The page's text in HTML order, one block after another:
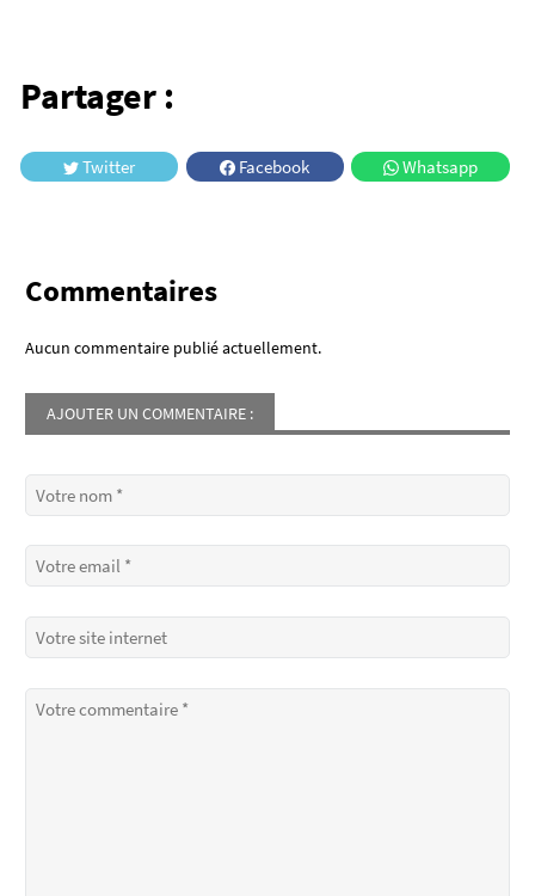
Partager :
Twitter Facebook Whatsapp
Commentaires
Aucun commentaire publié actuellement.
AJOUTER UN COMMENTAIRE :